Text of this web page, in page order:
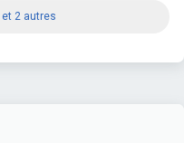
et 2 autres